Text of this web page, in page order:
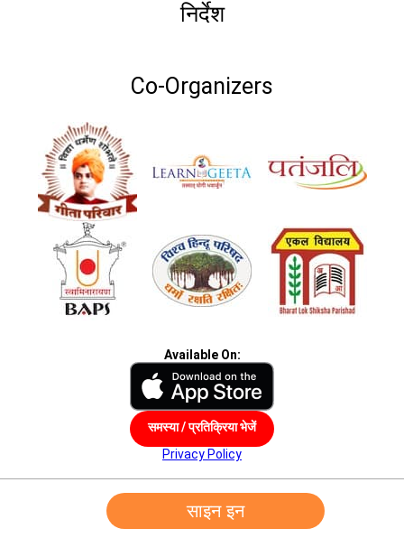
निर्देश
Co-Organizers
Available On:
समस्या / प्रतिक्रिया भेजें
Privacy Policy